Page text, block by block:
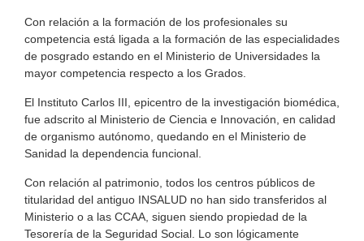
Con relación a la formación de los profesionales su
competencia está ligada a la formación de las especialidades
de posgrado estando en el Ministerio de Universidades la
mayor competencia respecto a los Grados.
El Instituto Carlos III, epicentro de la investigación biomédica,
fue adscrito al Ministerio de Ciencia e Innovación, en calidad
de organismo autónomo, quedando en el Ministerio de
Sanidad la dependencia funcional.
Con relación al patrimonio, todos los centros públicos de
titularidad del antiguo INSALUD no han sido transferidos al
Ministerio o a las CCAA, siguen siendo propiedad de la
Tesorería de la Seguridad Social. Lo son lógicamente